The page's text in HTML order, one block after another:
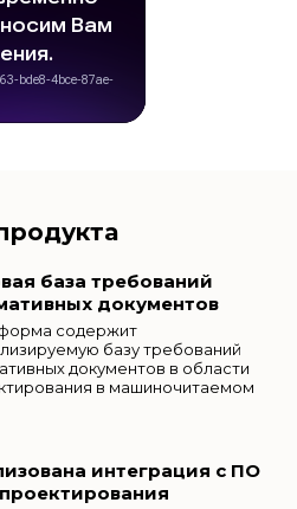
база требований
документов
содержит
базу требований
документов в области
в машиночитаемом
интеграция с ПО